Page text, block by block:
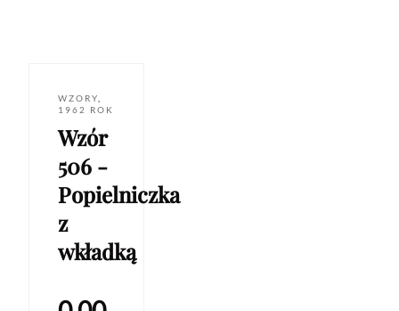
WZORY
1962 ROK
Wzór
506 -
Popielniczka
z
wkładką